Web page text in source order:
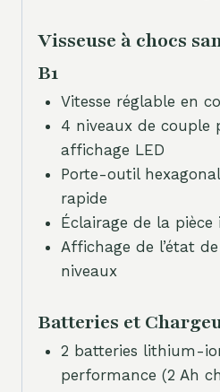
Visseuse à chocs
B1
Vitesse réglable en
4 niveaux de couple
affichage LED
Porte-outil
rapide
Éclairage de la pièce
Affichage de l’état
niveaux
Batteries et
2 batteries lithium-
performance (2 Ah